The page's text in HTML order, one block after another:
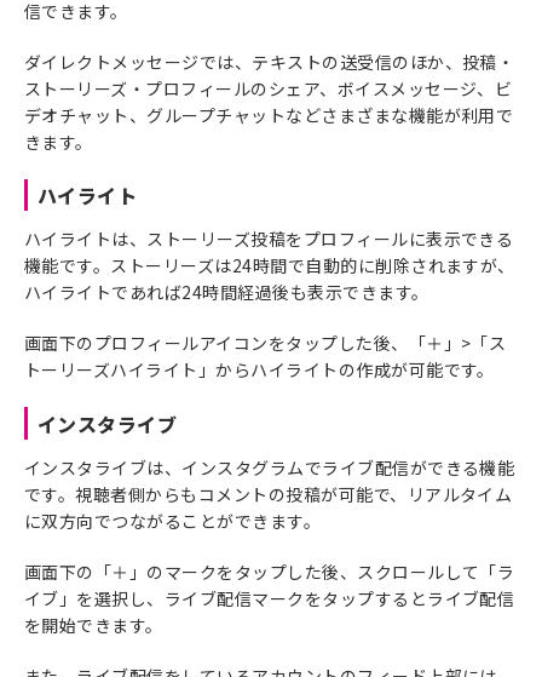
信できます。
ダイレクトメッセージでは、テキストの送受信のほか、投稿・
ストーリーズ・プロフィールのシェア、ボイスメッセージ、ビ
デオチャット、グループチャットなどさまざまな機能が利用で
きます。
ハイライト
ハイライトは、ストーリーズ投稿をプロフィールに表示できる
機能です。ストーリーズは24時間で自動的に削除されますが、
ハイライトであれば24時間経過後も表示できます。
画面下のプロフィールアイコンをタップした後、「＋」>「ス
トーリーズハイライト」からハイライトの作成が可能です。
インスタライブ
インスタライブは、インスタグラムでライブ配信ができる機能
です。視聴者側からもコメントの投稿が可能で、リアルタイム
に双方向でつながることができます。
画面下の「＋」のマークをタップした後、スクロールして「ラ
イブ」を選択し、ライブ配信マークをタップするとライブ配信
を開始できます。